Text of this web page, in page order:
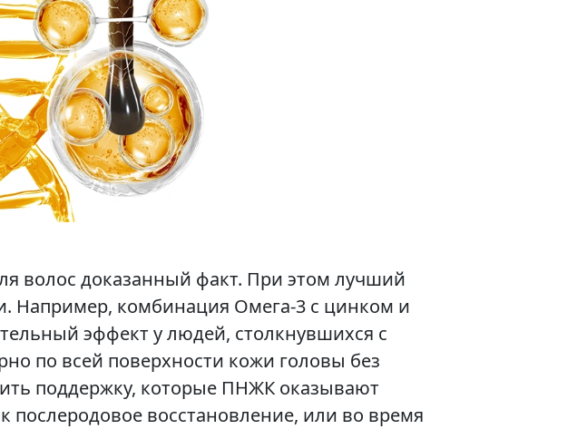
волос доказанный факт. При этом лучший
Например, комбинация Омега-3 с цинком и
эффект у людей, столкнувшихся с
по всей поверхности кожи головы без
поддержку, которые ПНЖК оказывают
восстановление, или во время